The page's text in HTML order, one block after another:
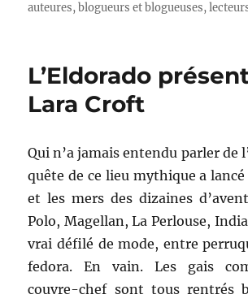
auteures, blogueurs et blogueuses,
L’Eldorado
Lara Croft
Qui n’a jamais entendu parler de
quête de ce lieu mythique a
et les mers des dizaines
Polo, Magellan, La Perlouse,
vrai défilé de mode, entre
fedora. En vain. Les gais
couvre-chef sont tous rentrés